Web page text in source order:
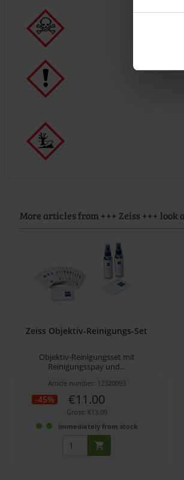
More articles from +++ Zeiss +++ look
Zeiss Objektiv-Reinigungs-Set
Objektiv-Reinigungsset mit
Reinigungsspay und...
Article number: 12320093
-45% €11.00
Gross: €13.09
immediately from stock